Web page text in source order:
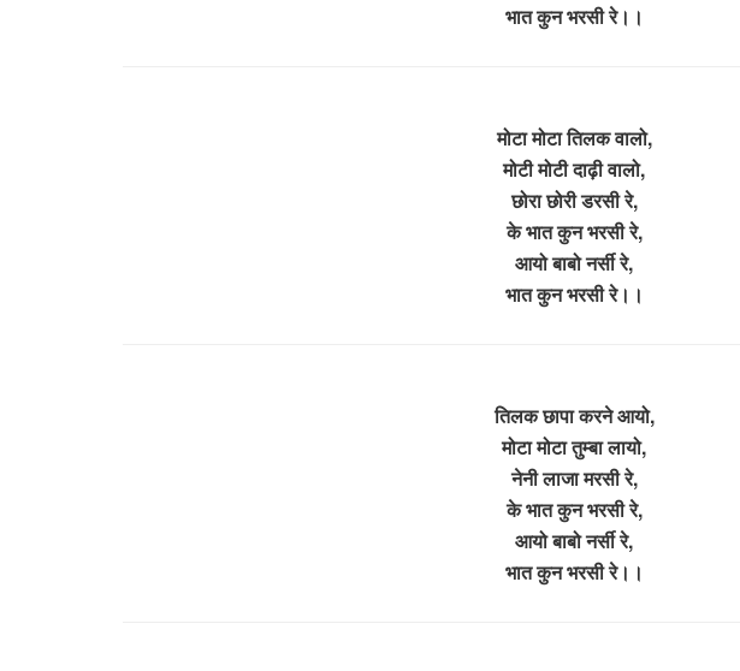
भात कुन भरसी रे।।
मोटा मोटा तिलक वालो,
मोटी मोटी दाढ़ी वालो,
छोरा छोरी डरसी रे,
के भात कुन भरसी रे,
आयो बाबो नर्सी रे,
भात कुन भरसी रे।।
तिलक छापा करने आयो,
मोटा मोटा तुम्बा लायो,
नेनी लाजा मरसी रे,
के भात कुन भरसी रे,
आयो बाबो नर्सी रे,
भात कुन भरसी रे।।